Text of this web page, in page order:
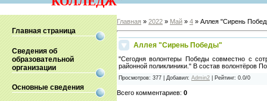
Главная страница
Сведения об
образовательной
организации
Основные сведения
Главная » 2022 » Май » 4 » Аллея "Сирень
Аллея "Сирень Победы"
"Сегодня волонтеры Победы совместно с
районной поликлиники." В состав волонтёров
Просмотров: 377 Добавил: Admin2 Рейтинг: 0.0/0
Всего комментариев: 0